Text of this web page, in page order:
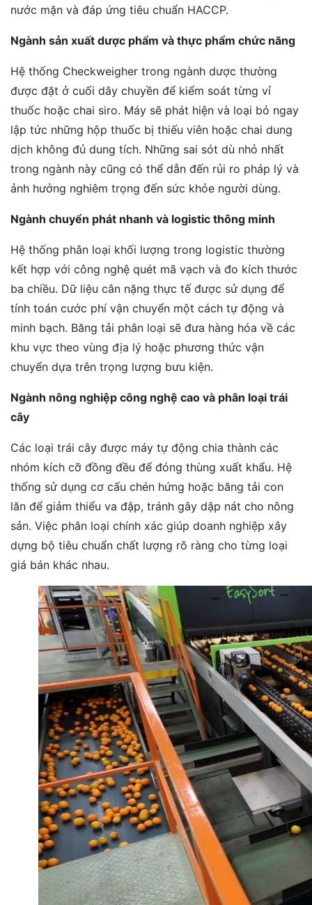
nước mặn và đáp ứng tiêu chuẩn HACCP.
Ngành sản xuất dược phẩm và thực phẩm chức năng
Hệ thống Checkweigher trong ngành dược thường
được đặt ở cuối dây chuyền để kiểm soát từng vỉ
thuốc hoặc chai siro. Máy sẽ phát hiện và loại bỏ ngay
lập tức những hộp thuốc bị thiếu viên hoặc chai dung
dịch không đủ dung tích. Những sai sót dù nhỏ nhất
trong ngành này cũng có thể dẫn đến rủi ro pháp lý và
ảnh hưởng nghiêm trọng đến sức khỏe người dùng.
Ngành chuyển phát nhanh và logistic thông minh
Hệ thống phân loại khối lượng trong logistic thường
kết hợp với công nghệ quét mã vạch và đo kích thước
ba chiều. Dữ liệu cân nặng thực tế được sử dụng để
tính toán cước phí vận chuyển một cách tự động và
minh bạch. Băng tải phân loại sẽ đưa hàng hóa về các
khu vực theo vùng địa lý hoặc phương thức vận
chuyển dựa trên trọng lượng bưu kiện.
Ngành nông nghiệp công nghệ cao và phân loại trái
cây
Các loại trái cây được máy tự động chia thành các
nhóm kích cỡ đồng đều để đóng thùng xuất khẩu. Hệ
thống sử dụng cơ cấu chén hứng hoặc băng tải con
lăn để giảm thiểu va đập, tránh gây dập nát cho nông
sản. Việc phân loại chính xác giúp doanh nghiệp xây
dựng bộ tiêu chuẩn chất lượng rõ ràng cho từng loại
giá bán khác nhau.